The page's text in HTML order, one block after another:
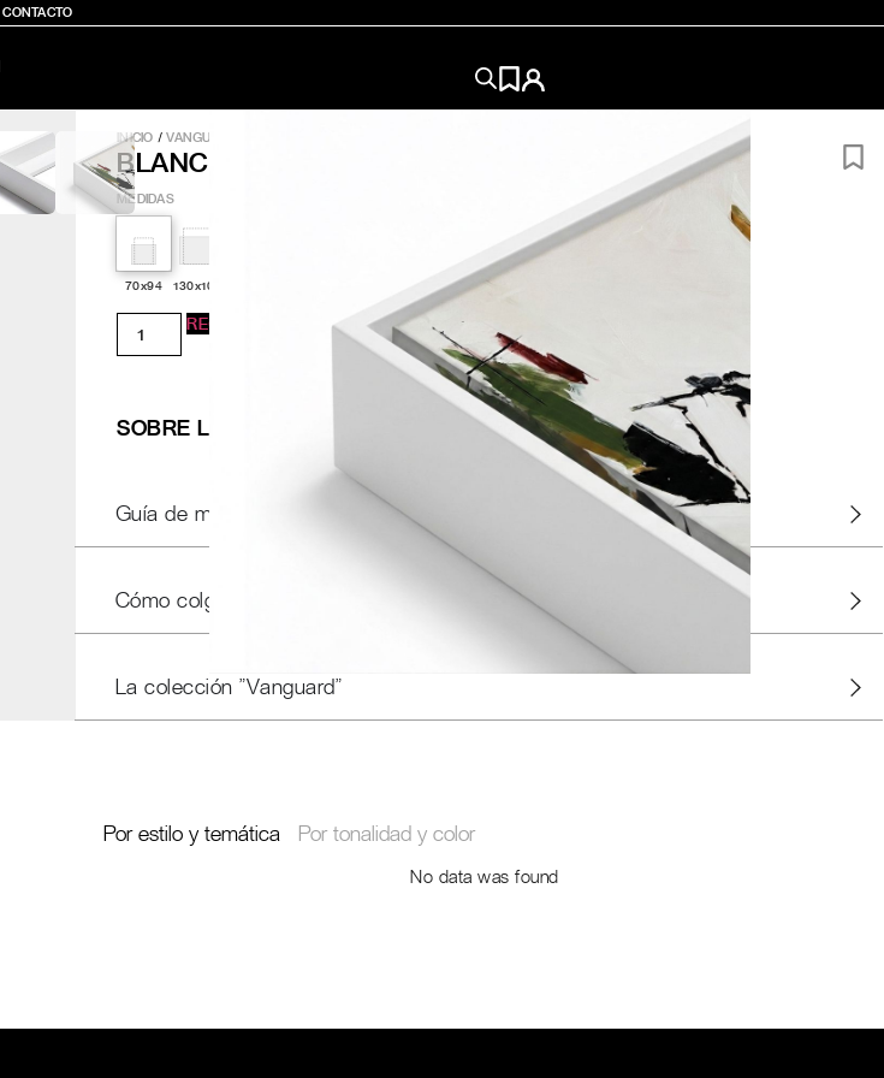
CONTACTO
INICIO /VANGUARD
BLANCO
MEDIDAS
70x94 130x100
REGÍSTRATE PARA AÑADIR AL CARRITO
SOBRE LA OBRA
Guía de medidas
Cómo colgar nuestros cuadros
La colección "Vanguard"
Por estilo y temática Por tonalidad y color
No data was found